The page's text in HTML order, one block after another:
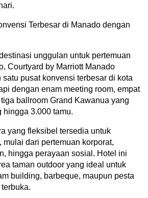
Terbesar di Manado dengan
unggulan untuk pertemuan
Courtyard by Marriott Manado
pusat konvensi terbesar di kota
dengan enam meeting room, empat
ballroom Grand Kawanua yang
hingga 3.000 tamu.
yang fleksibel tersedia untuk
mulai dari pertemuan korporat,
hingga perayaan sosial. Hotel ini
taman outdoor yang ideal untuk
building, barbeque, maupun pesta